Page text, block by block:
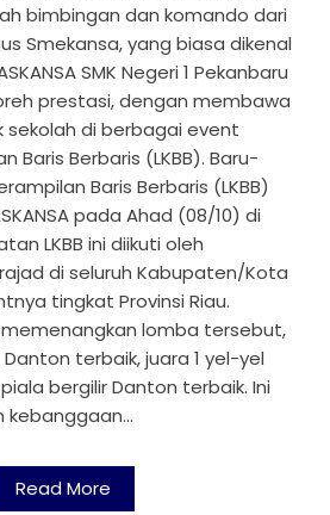
bimbingan dan komando dari
Smekansa, yang biasa dikenal
SMK Negeri 1 Pekanbaru
prestasi, dengan membawa
sekolah di berbagai event
Baris Berbaris (LKBB). Baru-
Baris Berbaris (LKBB)
pada Ahad (08/10) di
LKBB ini diikuti oleh
di seluruh Kabupaten/Kota
tingkat Provinsi Riau.
memenangkan lomba tersebut,
terbaik, juara 1 yel-yel
bergilir Danton terbaik. Ini
Read More